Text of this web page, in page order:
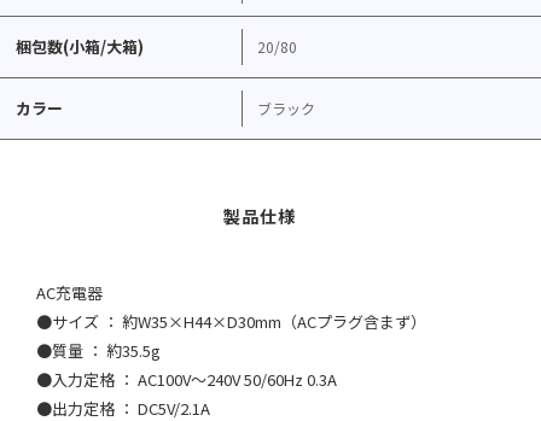
梱包数(小箱/大箱) 20/80
カラー ブラック
AC充電器
●サイズ ： 約W35×H44×D30mm（ACプラグ含まず）
●質量 ： 約35.5g
●入力定格 ： AC100V〜240V 50/60Hz 0.3A
●出力定格 ： DC5V/2.1A